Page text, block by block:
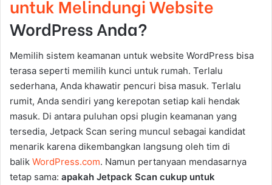
untuk Melindungi Website
WordPress Anda?
Memilih sistem keamanan untuk website WordPress bisa
terasa seperti memilih kunci untuk rumah. Terlalu
sederhana, Anda khawatir pencuri bisa masuk. Terlalu
rumit, Anda sendiri yang kerepotan setiap kali hendak
masuk. Di antara puluhan opsi plugin keamanan yang
tersedia, Jetpack Scan sering muncul sebagai kandidat
menarik karena dikembangkan langsung oleh tim di
balik WordPress.com. Namun pertanyaan mendasarnya
tetap sama: apakah Jetpack Scan cukup untuk